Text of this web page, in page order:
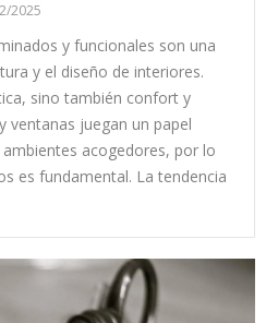
2025
y funcionales son una
y el diseño de interiores.
sino también confort y
ventanas juegan un papel
acogedores, por lo
es fundamental. La tendencia